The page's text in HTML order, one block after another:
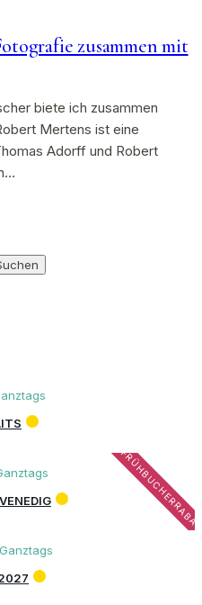
zusammen mit
biete ich zusammen
Mertens ist eine
Adorff und Robert
Ganztags